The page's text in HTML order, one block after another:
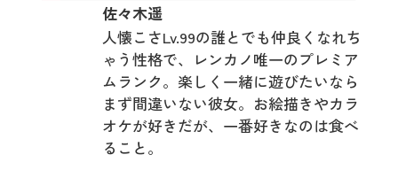
佐々木遥
人懐こさLv.99の誰とでも仲良くなれち
ゃう性格で、レンカノ唯一のプレミア
ムランク。楽しく一緒に遊びたいなら
まず間違いない彼女。お絵描きやカラ
オケが好きだが、一番好きなのは食べ
ること。